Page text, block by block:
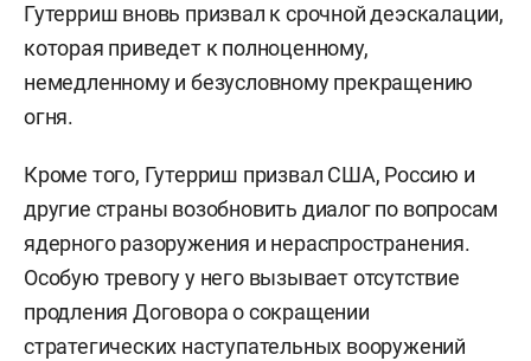
Гутерриш вновь призвал к срочной деэскалации,
которая приведет к полноценному,
немедленному и безусловному прекращению
огня.
Кроме того, Гутерриш призвал США, Россию и
другие страны возобновить диалог по вопросам
ядерного разоружения и нераспространения.
Особую тревогу у него вызывает отсутствие
продления Договора о сокращении
стратегических наступательных вооружений